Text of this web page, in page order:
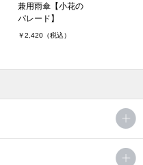
兼用雨傘【小花の
パレード】
￥2,420（税込）